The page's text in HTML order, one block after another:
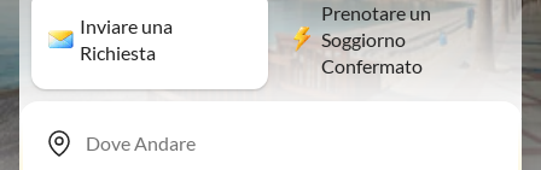
Inviare una
Richiesta
Prenotare un
Soggiorno
Confermato